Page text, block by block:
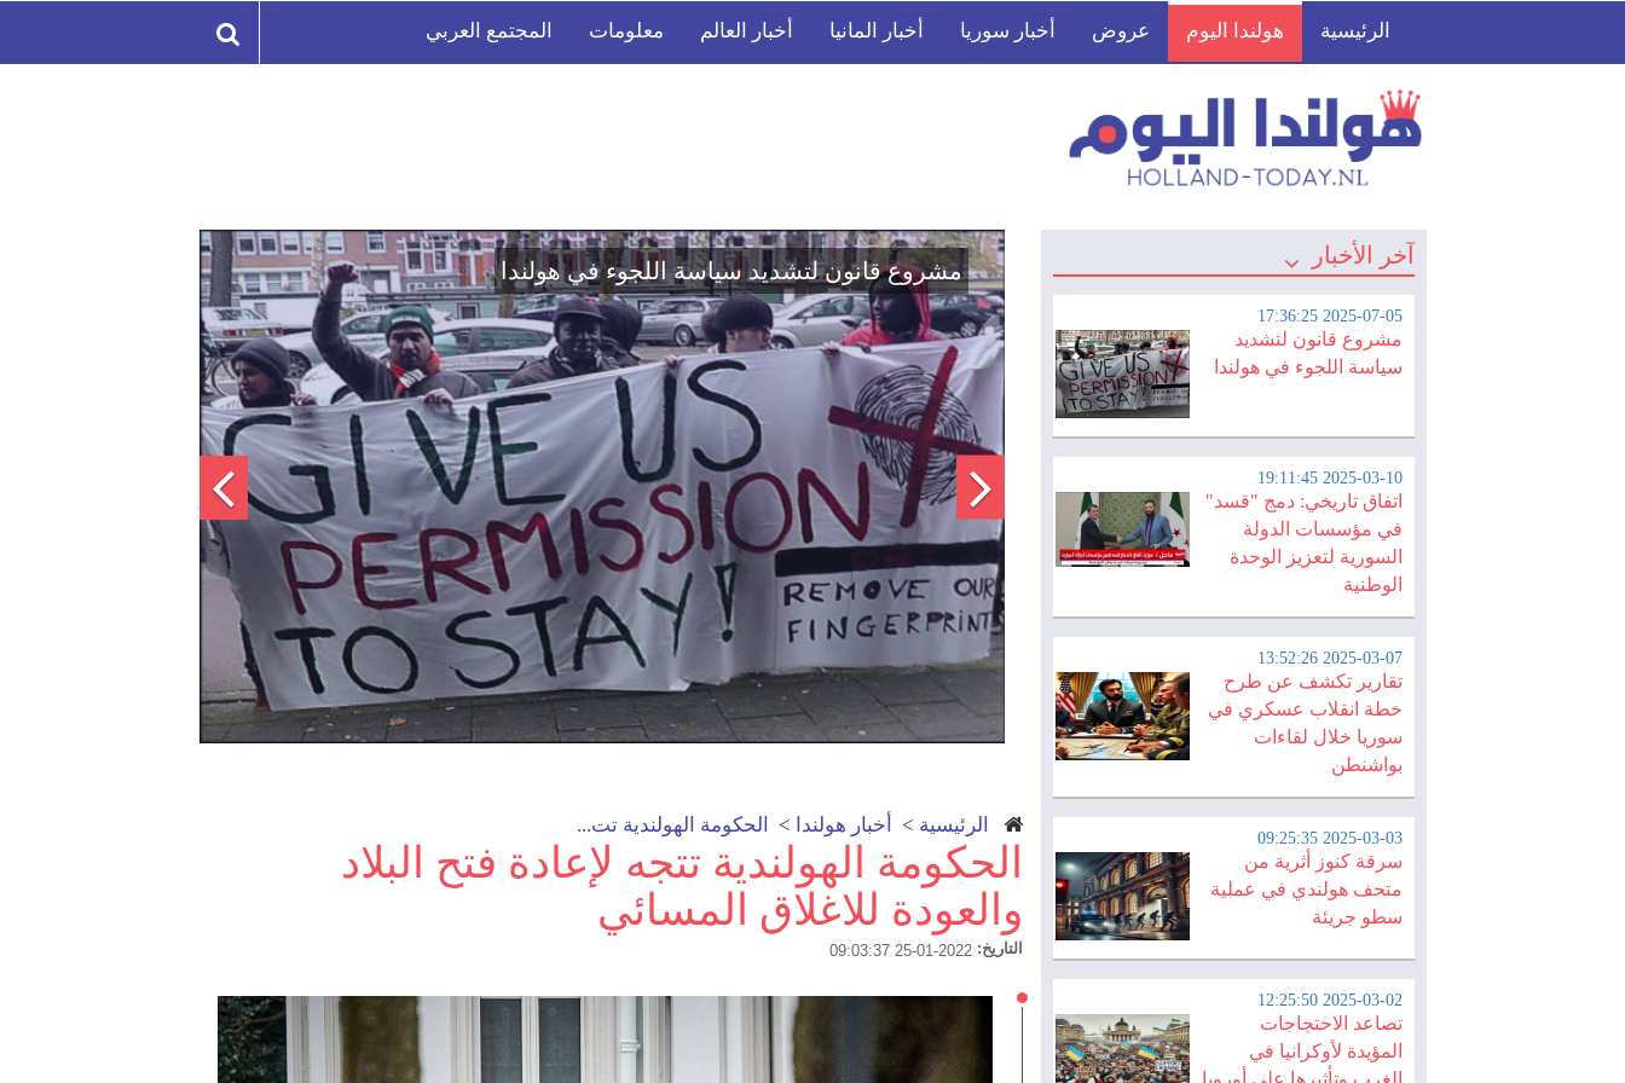
الرئيسية هولندا اليوم عروض أخبار سوريا أخبار المانيا أخبار العالم معلومات المجتمع العربي
آخر الأخبار
2025-07-05 17:36:25
مشروع قانون لتشديد
سياسة اللجوء في هولندا
2025-03-10 19:11:45
اتفاق تاريخي: دمج "قسد"
في مؤسسات الدولة
السورية لتعزيز الوحدة
الوطنية
2025-03-07 13:52:26
تقارير تكشف عن طرح
خطة انقلاب عسكري في
سوريا خلال لقاءات
بواشنطن
2025-03-03 09:25:35
سرقة كنوز أثرية من
متحف هولندي في عملية
سطو جريئة
2025-03-02 12:25:50
تصاعد الاحتجاجات
المؤيدة لأوكرانيا في
اتفاق تاريخي: دمج "قسد" في مؤسسات الدولة السورية لتعزيز الوحدة
الوطنية
الرئيسية > أخبار هولندا > الحكومة الهولندية تت...
الحكومة الهولندية تتجه لإعادة فتح البلاد
والعودة للاغلاق المسائي
التاريخ: